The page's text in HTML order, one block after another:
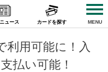
ュース カードを探す MENU
利用可能に！入
払い可能！